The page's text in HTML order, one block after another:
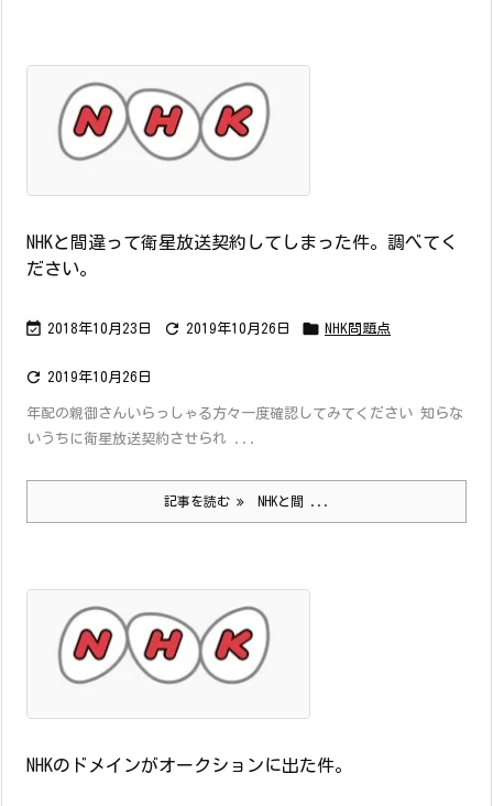
NHKと間違って衛星放送契約してしまった件。調べてく
ださい。
 2018年10月23日  2019年10月26日  NHK問題点
 2019年10月26日
年配の親御さんいらっしゃる方々一度確認してみてください 知らな
いうちに衛星放送契約させられ ...
記事を読む NHKと間 ...
NHKのドメインがオークションに出た件。